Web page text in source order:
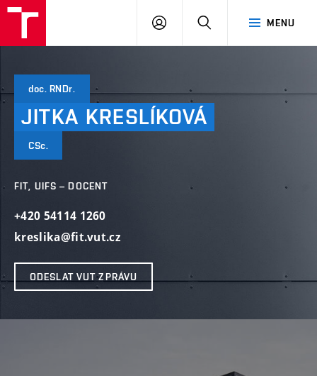
MENU
PŘIHLÁSIT
doc. RNDr.
JITKA KRESLÍKOVÁ
CSc.
FIT, UIFS – DOCENT
+420 54114 1260
kreslika@fit.vut.cz
ODESLAT VUT ZPRÁVU